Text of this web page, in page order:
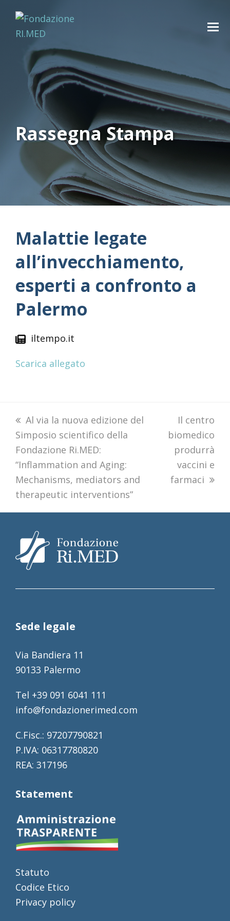
Rassegna Stampa
Malattie legate
all’invecchiamento,
esperti a confronto a
Palermo
iltempo.it
Scarica allegato
previous
post:
Al via la nuova edizione del
Simposio scientifico della
Fondazione Ri.MED:
“Inflammation and Aging:
Mechanisms, mediators and
therapeutic interventions”
next
post:
Il centro
biomedico
produrrà
vaccini e
farmaci
Sede legale
Via Bandiera 11
90133 Palermo
Tel +39 091 6041 111
info@fondazionerimed.com
C.Fisc.: 97207790821
P.IVA: 06317780820
REA: 317196
Statement
Statuto
Codice Etico
Privacy policy